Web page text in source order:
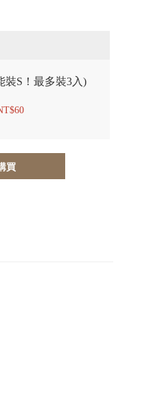
S！最多裝3入)
買